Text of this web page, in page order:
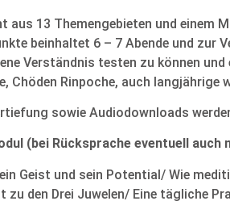
aus 13 Themengebieten und
beinhaltet 6 – 7 Abende und zur
Verständnis testen zu können
Chöden Rinpoche, auch
sowie Audiodownloads
(bei Rücksprache eventuell
Geist und sein Potential/ Wie
den Drei Juwelen/ Eine tägliche